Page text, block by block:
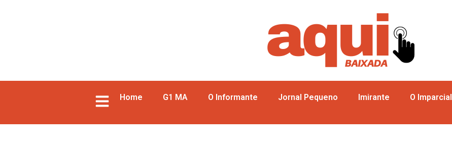
Home G1 MA O Informante Jornal Pequeno Imirante O Imparcial